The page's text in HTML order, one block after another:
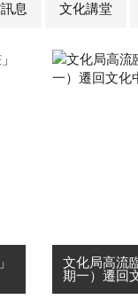
息 文化講堂
文化局高流
期一）遷回